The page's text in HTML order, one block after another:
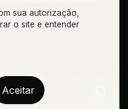
os direitos
sua autorização,
o site e entender
Aceitar